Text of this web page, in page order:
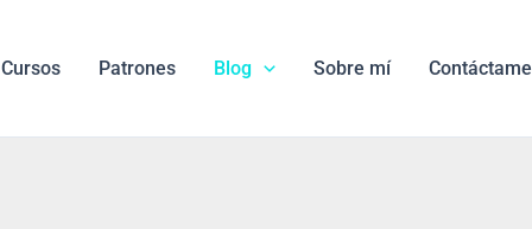
Cursos Patrones Blog Sobre mí Contáctame